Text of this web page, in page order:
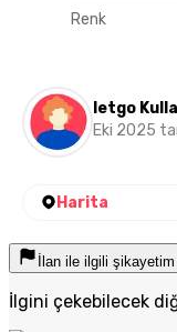
Renk
letgo
Eki 2025
Harita
İlan ile ilgili
İlgini çekebilecek